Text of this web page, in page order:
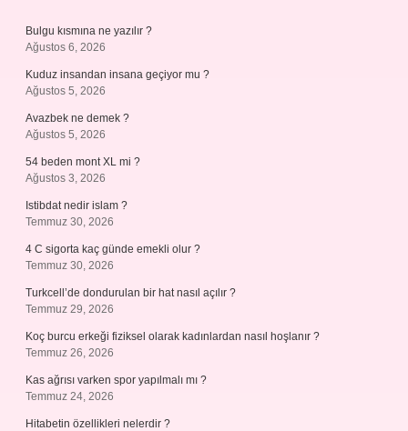
Bulgu kısmına ne yazılır ?
Ağustos 6, 2026
Kuduz insandan insana geçiyor mu ?
Ağustos 5, 2026
Avazbek ne demek ?
Ağustos 5, 2026
54 beden mont XL mi ?
Ağustos 3, 2026
Istibdat nedir islam ?
Temmuz 30, 2026
4 C sigorta kaç günde emekli olur ?
Temmuz 30, 2026
Turkcell’de dondurulan bir hat nasıl açılır ?
Temmuz 29, 2026
Koç burcu erkeği fiziksel olarak kadınlardan nasıl hoşlanır ?
Temmuz 26, 2026
Kas ağrısı varken spor yapılmalı mı ?
Temmuz 24, 2026
Hitabetin özellikleri nelerdir ?